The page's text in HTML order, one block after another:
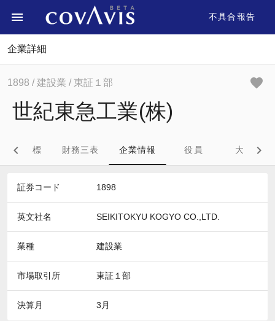
不具合報告
企業詳細
1898 / 建設業 / 東証１部
世紀東急工業(株)
財務指標 財務三表 企業情報 役員 大株主
証券コード 1898
英文社名 SEIKITOKYU KOGYO CO.,LTD.
業種 建設業
市場取引所 東証１部
決算月 3月